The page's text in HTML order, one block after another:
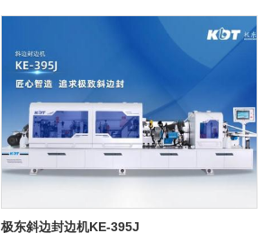
极东斜边封边机KE-395J